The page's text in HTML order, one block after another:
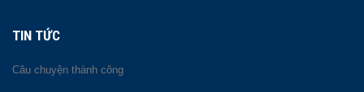
TIN TỨC
Câu chuyện thành công